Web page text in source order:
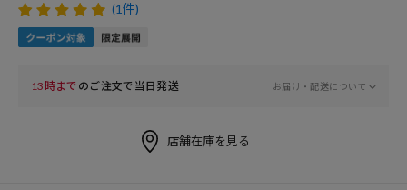
(1件)
13時まで のご注文で当日発送 お届け・配送について
店舗在庫を見る